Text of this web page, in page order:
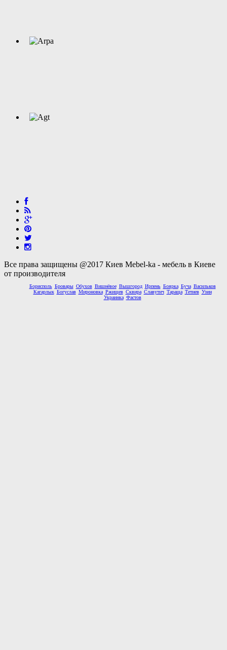
Все права защищены @2017 Киев Mebel-ka - мебель в Киеве
от производителя
Борисполь Бровары Обухов Вишнёвое Вышгород Ирпень Боярка Буча Васильков
Кагарлык Богуслав Мироновка Ржищев Сквира Славутич Тараща Тетиев Узин
Украинка Фастов